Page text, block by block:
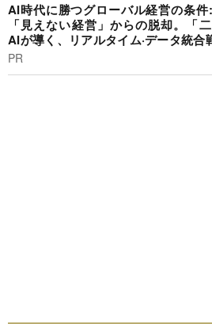
AI時代に勝つグローバル経営の条
「見えない経営」からの脱却。「
AIが導く、リアルタイム·データ統合
PR